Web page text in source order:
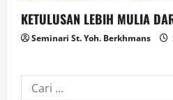
KETULUSAN LEBIH MULIA
Seminari St. Yoh. Berkhmans